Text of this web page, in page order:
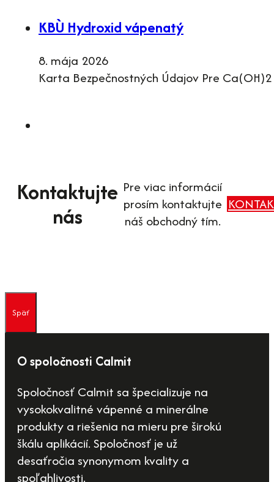
KBÙ Hydroxid vápenatý
8. mája 2026
Karta Bezpečnostných Údajov Pre Ca(OH)2
Kontaktujte
nás
Pre viac informácií
prosím kontaktujte
náš obchodný tím.
Späť
O spoločnosti Calmit
Spoločnosť Calmit sa špecializuje na
vysokokvalitné vápenné a minerálne
produkty a riešenia na mieru pre širokú
škálu aplikácií. Spoločnosť je už
desaťročia synonymom kvality a
spoľahlivosti.